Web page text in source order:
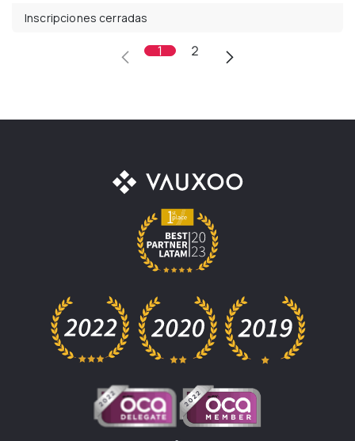
Inscripciones cerradas
1 2